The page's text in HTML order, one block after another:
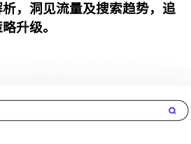
，洞见流量及搜索趋势，追
升级。